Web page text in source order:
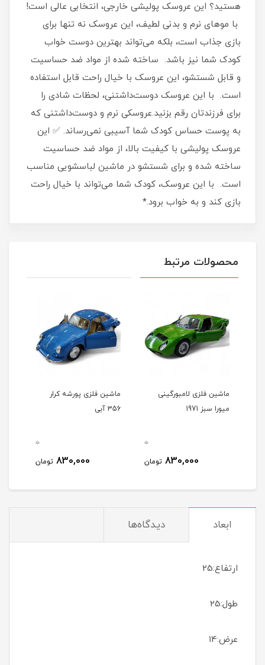
هستید؟ این عروسک پولیشی خارجی، انتخابی عالی است!
با موهای نرم و بدنی لطیف، این عروسک نه تنها برای
بازی جذاب است، بلکه می‌تواند بهترین دوست خواب
کودک شما نیز باشد. ساخته شده از مواد ضد حساسیت
و قابل شستشو، این عروسک با خیال راحت قابل استفاده
است. با این عروسک دوست‌داشتنی، لحظات شادی را
برای فرزندتان رقم بزنید.عروسکی نرم و دوست‌داشتنی که
به پوست حساس کودک شما آسیبی نمی‌رساند. ✅ این
عروسک پولیشی با کیفیت بالا، از مواد ضد حساسیت
ساخته شده و برای شستشو در ماشین لباسشویی مناسب
است. با این عروسک، کودک شما می‌تواند با خیال راحت
بازی کند و به خواب برود.*
محصولات مرتبط
ماشین فلزی لامبورگینی
میورا سبز 1971
0
830,000 تومان
ماشین فلزی پورشه کرار
356 آبی
0
830,000 تومان
ابعاد دیدگاه‌ها
ارتفاع:25
طول:25
عرض:14